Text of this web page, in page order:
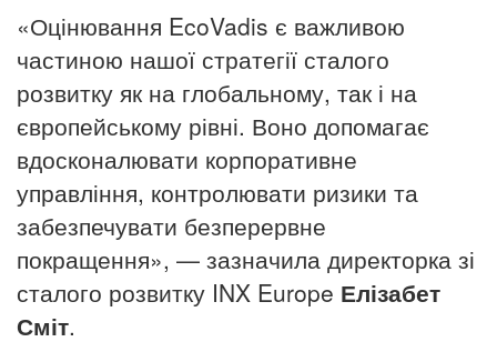
«Оцінювання EcoVadis є важливою
частиною нашої стратегії сталого
розвитку як на глобальному, так і на
європейському рівні. Воно допомагає
вдосконалювати корпоративне
управління, контролювати ризики та
забезпечувати безперервне
покращення», — зазначила директорка зі
сталого розвитку INX Europe Елізабет
Сміт.